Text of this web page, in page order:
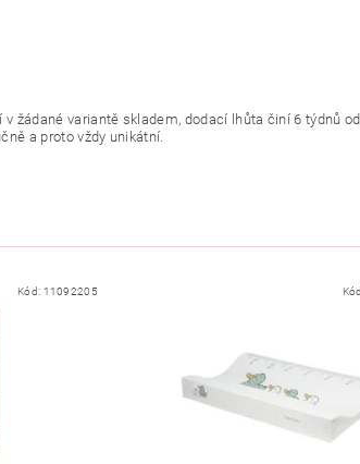
žádané variantě skladem, dodací lhůta činí 6 týdnů
a proto vždy unikátní.
Kód: 11092205